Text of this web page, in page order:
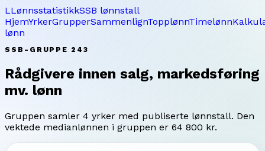
LLønnsstatistikkSSB lønnstall
HjemYrkerGrupperSammenlignTopplønnTimelønn
lønn
SSB-GRUPPE 243
Rådgivere innen salg, markedsføring
mv. lønn
Gruppen samler 4 yrker med publiserte lønnstall. Den
vektede medianlønnen i gruppen er 64 800 kr.